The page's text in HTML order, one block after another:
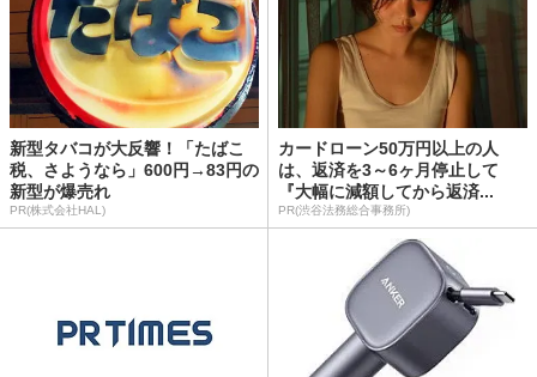
新型タバコが大反響！「たばこ
税、さようなら」600円→83円の
新型が爆売れ
PR(株式会社HAL)
カードローン50万円以上の人
は、返済を3～6ヶ月停止して
『大幅に減額してから返済...
PR(渋谷法務総合事務所)